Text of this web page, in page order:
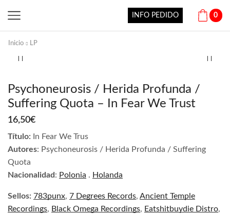
INFO PEDIDO 0
Inicio LP
Psychoneurosis / Herida Profunda /
Suffering Quota – In Fear We Trust
16,50€
Título: In Fear We Trus
Autores: Psychoneurosis / Herida Profunda / Suffering
Quota
Nacionalidad: Polonia . Holanda
Sellos: 783punx, 7 Degrees Records, Ancient Temple
Recordings, Black Omega Recordings, Eatshitbuydie Distro,